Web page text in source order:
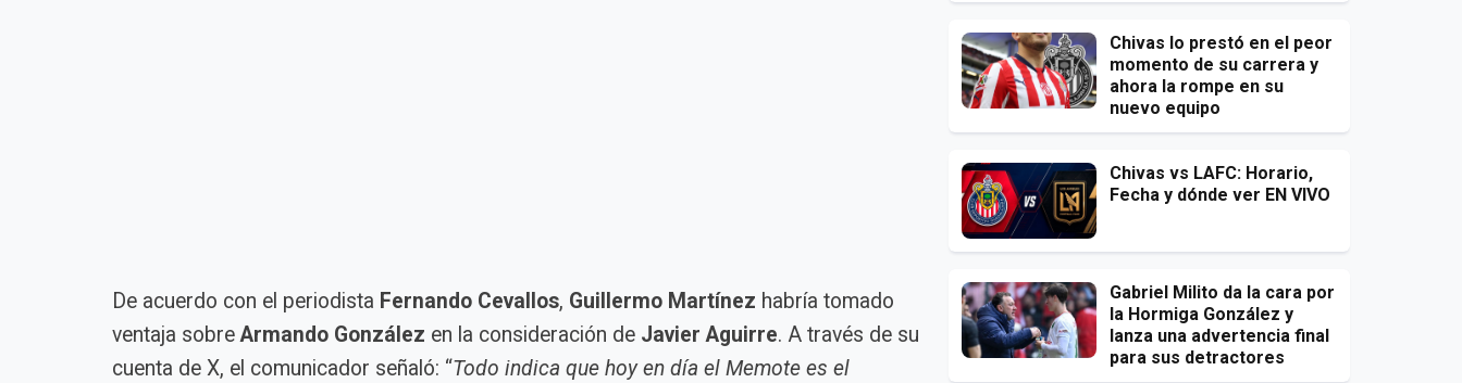
De acuerdo con el periodista Fernando Cevallos, Guillermo Martínez habría tomado
ventaja sobreArmando González en la consideración de Javier Aguirre. A través de su
cuenta de X, el comunicador señaló: “Todo indica que hoy en día el Memote es el
Chivas lo prestó en el peor
momento de su carrera y
ahora la rompe en su
nuevo equipo
Chivas vs LAFC: Horario,
Fecha y dónde ver EN VIVO
Gabriel Milito da la cara por
la Hormiga González y
lanza una advertencia final
para sus detractores